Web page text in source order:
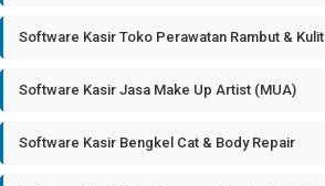
Software Kasir Toko Perawatan Rambut & Kulit
Software Kasir Jasa Make Up Artist (MUA)
Software Kasir Bengkel Cat & Body Repair